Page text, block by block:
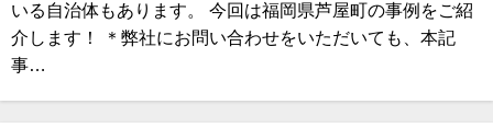
いる自治体もあります。 今回は福岡県芦屋町の事例をご紹
介します！ ＊弊社にお問い合わせをいただいても、本記
事…